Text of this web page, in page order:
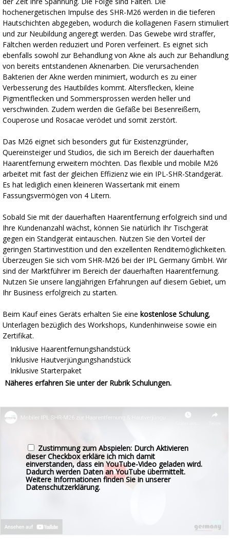
hochenergetischen Impulse des SHR-M26 werden in die tieferen
Hautschichten abgegeben, wodurch die kollagenen Fasern stimuliert
und zur Neubildung angeregt werden. Das Gewebe wird straffer,
Fältchen werden reduziert und Poren verfeinert. Es eignet sich
ebenfalls sowohl zur Behandlung von Akne als auch zur Behandlung
von bereits entstandenen Aknenarben. Die verursachenden
Bakterien der Akne werden minimiert, wodurch es zu einer
Verbesserung des Hautbildes kommt. Altersflecken, kleine
Pigmentflecken und Sommersprossen werden heller und
verschwinden. Zudem werden die Gefäße bei Besenreißern,
Couperose und Rosacae verödet und somit zerstört.
Das M26 eignet sich besonders gut für Existenzgründer,
Quereinsteiger und Studios, die sich im Bereich der dauerhaften
Haarentfernung erweitern möchten. Das flexible und mobile M26
arbeitet mit fast der gleichen Effizienz wie ein IPL-SHR-Standgerät.
Es hat lediglich einen kleineren Wassertank mit einem
Fassungsvermögen von 4 Litern.
Sobald Sie mit der dauerhaften Haarentfernung erfolgreich sind und
Ihre Kundenanzahl wächst, können Sie natürlich Ihr Tischgerät
gegen ein Standgerät eintauschen. Nutzen Sie den Vorteil der
geringen Startinvestition und den exzellenten Renditemöglichkeiten.
Überzeugen Sie sich vom SHR-M26 bei der IPL Germany GmbH. Wir
sind der Marktführer im Bereich der dauerhaften Haarentfernung.
Nutzen Sie unsere langjährigen Erfahrungen auf diesem Gebiet, um
Ihr Business erfolgreich zu starten.
Beim Kauf eines Geräts erhalten Sie eine kostenlose Schulung,
Unterlagen bezüglich des Workshops, Kundenhinweise sowie ein
Zertifikat.
Inklusive Haarentfernungshandstück
Inklusive Hautverjüngungshandstück
Inklusive Starterpaket
Näheres erfahren Sie unter der Rubrik Schulungen.
Zustimmung zum Abspielen: Durch Aktivieren
dieser Checkbox erkläre ich mich damit
einverstanden, dass ein YouTube-Video geladen wird.
Dadurch werden Daten an YouTube übermittelt.
Weitere Informationen finden Sie in unserer
Datenschutzerklärung.